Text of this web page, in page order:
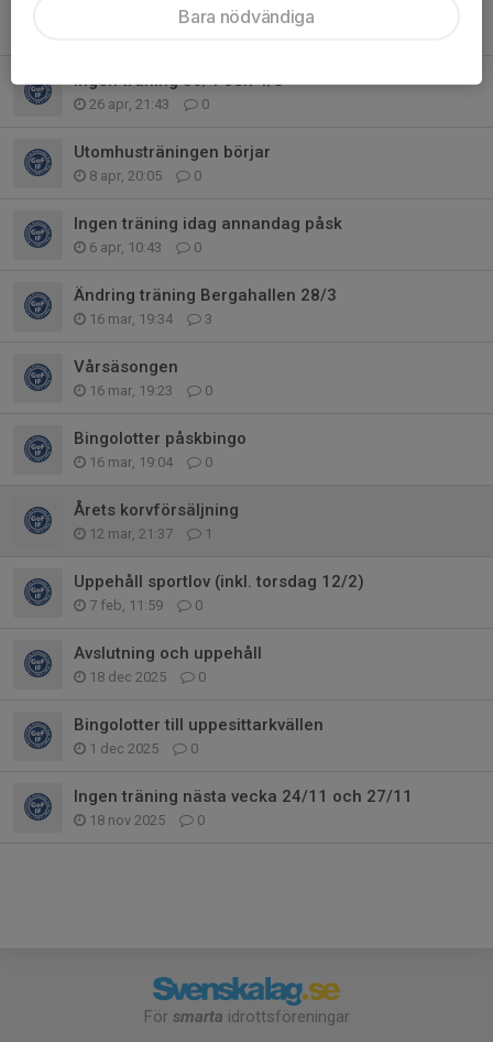
Ingen träning 30/4 och 4/5
26 apr, 21:43 0
Utomhusträningen börjar
8 apr, 20:05 0
Ingen träning idag annandag påsk
6 apr, 10:43 0
Ändring träning Bergahallen 28/3
16 mar, 19:34 3
Vårsäsongen
16 mar, 19:23 0
Bingolotter påskbingo
16 mar, 19:04 0
Årets korvförsäljning
12 mar, 21:37 1
Uppehåll sportlov (inkl. torsdag 12/2)
7 feb, 11:59 0
Avslutning och uppehåll
18 dec 2025 0
Bingolotter till uppesittarkvällen
1 dec 2025 0
Ingen träning nästa vecka 24/11 och 27/11
18 nov 2025 0
För smarta idrottsföreningar
Bara nödvändiga